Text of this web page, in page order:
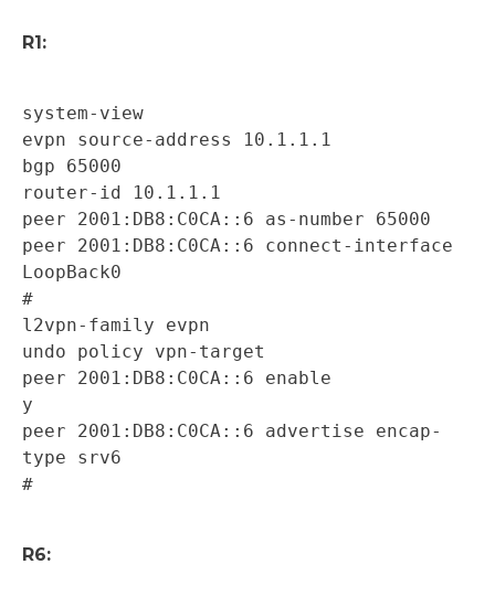
R1:
system-view
evpn source-address 10.1.1.1
bgp 65000
router-id 10.1.1.1
peer 2001:DB8:C0CA::6 as-number 65000
peer 2001:DB8:C0CA::6 connect-interface
LoopBack0
#
l2vpn-family evpn
undo policy vpn-target
peer 2001:DB8:C0CA::6 enable
y
peer 2001:DB8:C0CA::6 advertise encap-
type srv6
#
R6: